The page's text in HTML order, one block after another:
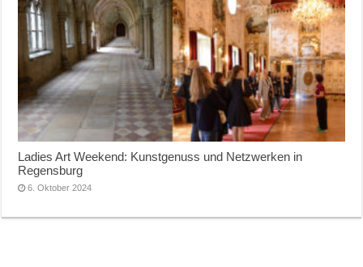
Ladies Art Weekend: Kunstgenuss und Netzwerken in
Regensburg
6. Oktober 2024